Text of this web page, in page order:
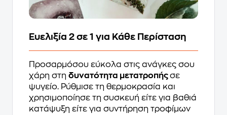
Ευελιξία 2 σε 1 για Κάθε Περίσταση
Προσαρμόσου εύκολα στις ανάγκες σου
χάρη στη δυνατότητα μετατροπήςσε
ψυγείο. Ρύθμισε τη θερμοκρασία και
χρησιμοποίησε τη συσκευή είτε για βαθιά
κατάψυξη είτε για συντήρηση τροφίμων